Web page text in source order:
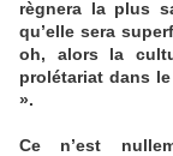
règnera la plus
qu’elle sera
oh, alors la
prolétariat dans
».
Ce n’est